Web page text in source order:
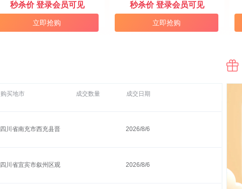
秒杀价 登录会员可见
立即抢购
秒杀价 登录会员可见
立即抢购
购买地市 成交数量 成交日期
乐山市沐川县箭板镇邮
四川省南充市西充县晋 2026/8/6
四川省宜宾市叙州区观 2026/8/6
四川省资阳市雁江区保 2026/8/6